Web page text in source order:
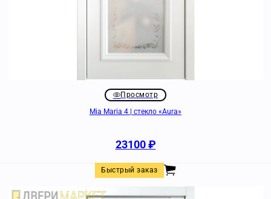
Просмотр
Mia Maria 4 | стекло «Aura»
23100₽
Быстрый заказ